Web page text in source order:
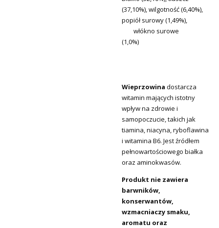
(37,10%), wilgotność (6,40%),
popiół surowy (1,49%),
włókno surowe
(1,0%)
Wieprzowina dostarcza
witamin mających istotny
wpływ na zdrowie i
samopoczucie, takich jak
tiamina, niacyna, ryboflawina
i witamina B6. Jest źródłem
pełnowartościowego białka
oraz aminokwasów.
Produkt nie zawiera
barwników,
konserwantów,
wzmacniaczy smaku,
aromatu oraz